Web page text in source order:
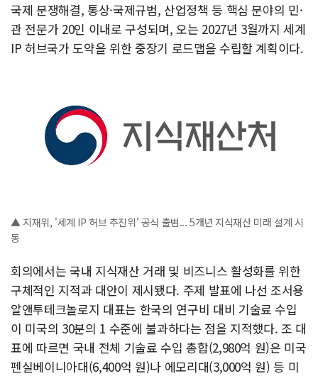
국제 분쟁해결, 통상·국제규범, 산업정책 등 핵심 분야의 민·
관 전문가 20인 이내로 구성되며, 오는 2027년 3월까지 세계
IP 허브국가 도약을 위한 중장기 로드맵을 수립할 계획이다.
▲ 지재위, '세계 IP 허브 추진위' 공식 출범... 5개년 지식재산 미래 설계 시
동
회의에서는 국내 지식재산 거래 및 비즈니스 활성화를 위한
구체적인 지적과 대안이 제시됐다. 주제 발표에 나선 조서용
알앤투테크놀로지 대표는 한국의 연구비 대비 기술료 수입
이 미국의 30분의 1 수준에 불과하다는 점을 지적했다. 조 대
표에 따르면 국내 전체 기술료 수입 총합(2,980억 원)은 미국
펜실베이니아대(6,400억 원)나 에모리대(3,000억 원) 등 미